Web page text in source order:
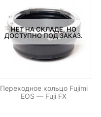
НЕТ НА СКЛАДЕ, НО
ДОСТУПНО ПОД ЗАКАЗ.
Переходное кольцо Fujimi
EOS — Fuji FX